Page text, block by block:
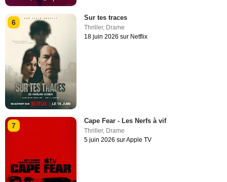
6
Sur tes traces
Thriller, Drame
18 juin 2026 sur Netflix
7
Cape Fear - Les Nerfs à vif
Thriller, Drame
5 juin 2026 sur Apple TV